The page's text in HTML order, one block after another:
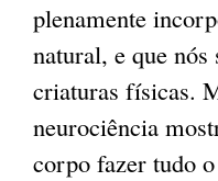
plenamente
natural, e que
criaturas físicas.
neurociência
corpo fazer tudo